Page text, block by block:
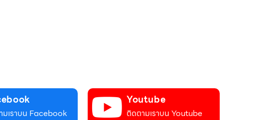
มเราบน Facebook
Youtube
ติดตามเราบน Youtube